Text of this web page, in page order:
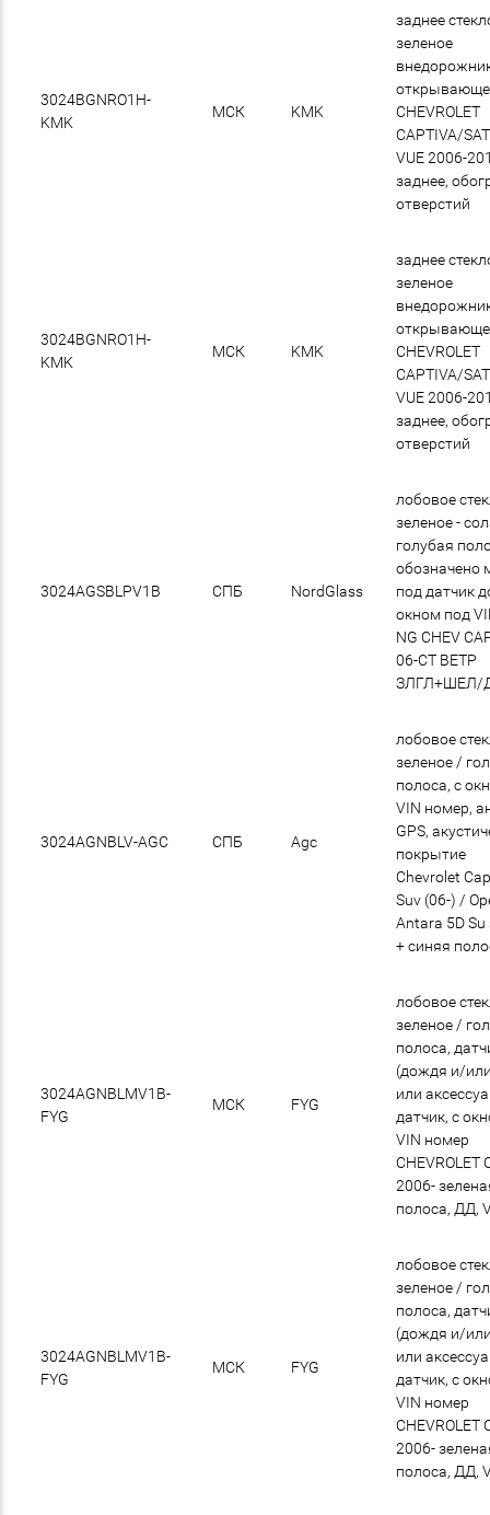
3024BGNRO1H-
KMK
МСК KMK
заднее
зеленое
CHEVROLET
CAPTIVA/
VUE 2006-
заднее,
отверстий
3024BGNRO1H-
KMK
МСК KMK
заднее
зеленое
CHEVROLET
CAPTIVA/
VUE 2006-
заднее,
отверстий
3024AGSBLPV1B СПБ NordGlass
лобовое
зеленое -
голубая
обозначено
под датчик
окном под
NG CHEV
06-СТ ВЕТР
ЗЛГЛ+ШЕЛ/
3024AGNBLV-AGC СПБ Agc
лобовое
зеленое /
полоса, с
VIN номер,
GPS,
покрытие
Chevrolet
Suv (06-) /
Antara 5D Su
+ синяя
3024AGNBLMV1B-
FYG
МСК FYG
лобовое
зеленое /
полоса,
(дождя и/
или
датчик, с
VIN номер
CHEVROLET
2006-
полоса, ДД,
3024AGNBLMV1B-
FYG
МСК FYG
лобовое
зеленое /
полоса,
(дождя и/
или
датчик, с
VIN номер
CHEVROLET
2006-
полоса, ДД,